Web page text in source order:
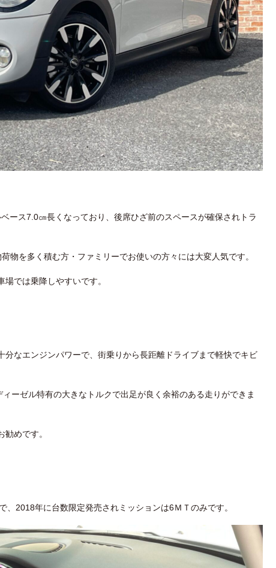
ース7.0㎝長くなっており、後席ひざ前のスペースが確保されトラ
物を多く積む方・ファミリーでお使いの方々には大変人気です。
では乗降しやすいです。
分なエンジンパワーで、街乗りから長距離ドライブまで軽快でキビ
ーゼル特有の大きなトルクで出足が良く余裕のある走りができま
めです。
、2018年に台数限定発売されミッションは6ＭＴのみです。